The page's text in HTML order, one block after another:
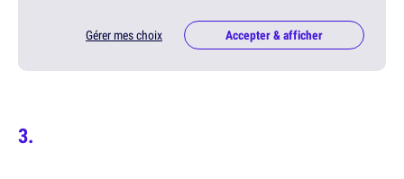
Gérer mes choix Accepter & afficher